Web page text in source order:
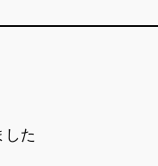
した